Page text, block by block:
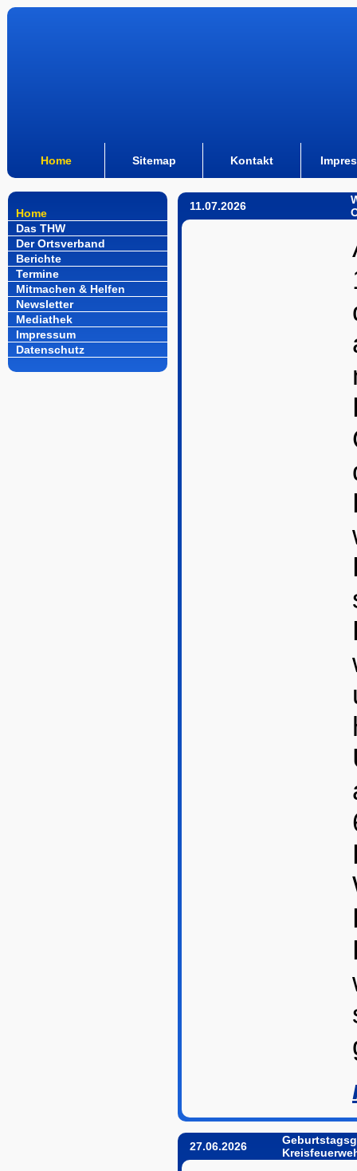
Home Sitemap Kontakt
Home
Das THW
Der Ortsverband
Berichte
Termine
Mitmachen & Helfen
Newsletter
Mediathek
Impressum
Datenschutz
11.07.2026
27.06.2026